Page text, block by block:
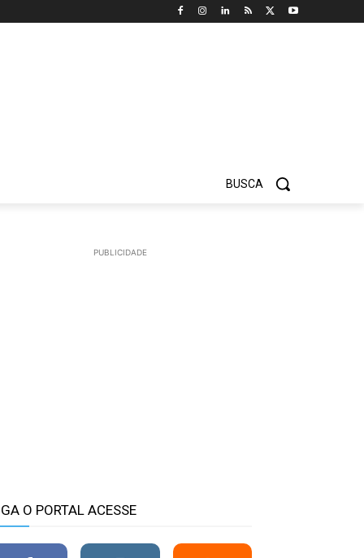
BUSCA
PUBLICIDADE
O PORTAL ACESSE